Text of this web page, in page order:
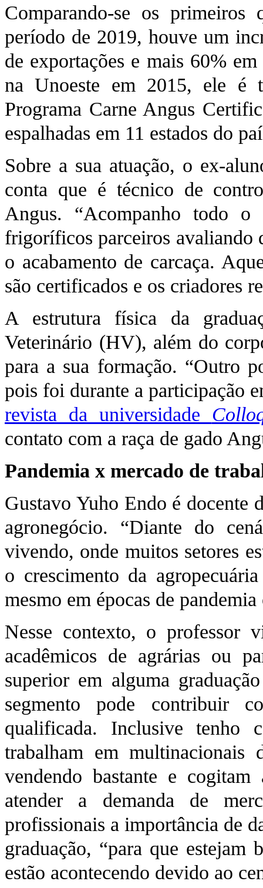
Comparando-se os primeiros
período de 2019, houve um
de exportações e mais 60%
na Unoeste em 2015, ele é
Programa Carne Angus
espalhadas em 11 estados do
Sobre a sua atuação, o ex-
conta que é técnico de
Angus. “Acompanho todo o
frigoríficos parceiros avaliando
o acabamento de carcaça.
são certificados e os criadores
A estrutura física da
Veterinário (HV), além do
para a sua formação. “Outro
pois foi durante a participação
revista da universidade
contato com a raça de gado
Pandemia x mercado de
Gustavo Yuho Endo é docente
agronegócio. “Diante do
vivendo, onde muitos setores
o crescimento da
mesmo em épocas de
Nesse contexto, o professor
acadêmicos de agrárias ou
superior em alguma
segmento pode contribuir
qualificada. Inclusive tenho
trabalham em multinacionais
vendendo bastante e
atender a demanda de
profissionais a importância de
graduação, “para que estejam
estão acontecendo devido ao